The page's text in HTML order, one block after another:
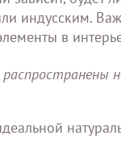
индусским.
в